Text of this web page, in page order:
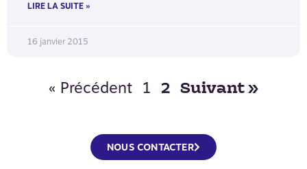
LIRE LA SUITE »
16 janvier 2015
« Précédent 1 2 Suivant »
NOUS CONTACTER